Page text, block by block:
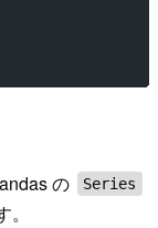
の Series